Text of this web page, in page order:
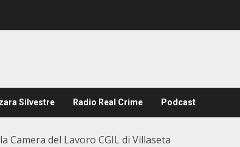
Silvestre Radio Real Crime Podcast
Camera del Lavoro CGIL di Villaseta